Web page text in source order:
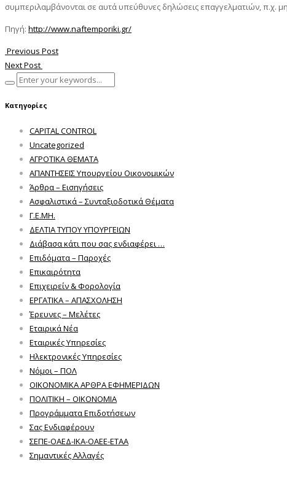
συμπεριλαμβάνονται σε αυτά υπεύθυνες δηλώσεις επαγγελματιών, π.χ.
Πηγή: http://www.naftemporiki.gr/
Previous Post
Next Post
Κατηγορίες
CAPITAL CONTROL
Uncategorized
ΑΓΡΟΤΙΚΑ ΘΕΜΑΤΑ
ΑΠΑΝΤΗΣΕΙΣ Υπουργείου Οικονομικών
Άρθρα – Εισηγήσεις
Ασφαλιστικά – Συνταξιοδοτικά Θέματα
Γ.Ε.ΜΗ.
ΔΕΛΤΙΑ ΤΥΠΟΥ ΥΠΟΥΡΓΕΙΩΝ
Διάβασα κάτι που σας ενδιαφέρει …
Επιδόματα – Παροχές
Επικαιρότητα
Επιχειρείν & Φορολογία
ΕΡΓΑΤΙΚΑ – ΑΠΑΣΧΟΛΗΣΗ
Έρευνες – Μελέτες
Εταιρικά Νέα
Εταιρικές Υπηρεσίες
Ηλεκτρονικές Υπηρεσίες
Νόμοι – ΠΟΛ
ΟΙΚΟΝΟΜΙΚΑ ΑΡΘΡΑ ΕΦΗΜΕΡΙΔΩΝ
ΠΟΛΙΤΙΚΗ – ΟΙΚΟΝΟΜΙΑ
Προγράμματα Επιδοτήσεων
Σας Ενδιαφέρουν
ΣΕΠΕ-ΟΑΕΔ-ΙΚΑ-ΟΑΕΕ-ΕΤΑΑ
Σημαντικές Αλλαγές